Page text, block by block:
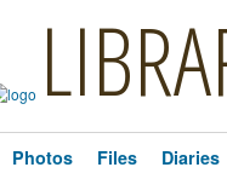
Photos Files Diaries